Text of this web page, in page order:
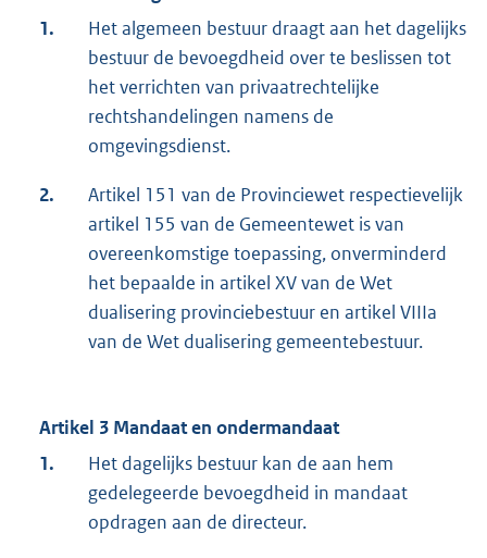
1.
Het algemeen bestuur draagt aan het dagelijks
bestuur de bevoegdheid over te beslissen tot
het verrichten van privaatrechtelijke
rechtshandelingen namens de
omgevingsdienst.
2.
Artikel 151 van de Provinciewet respectievelijk
artikel 155 van de Gemeentewet is van
overeenkomstige toepassing, onverminderd
het bepaalde in artikel XV van de Wet
dualisering provinciebestuur en artikel VIIIa
van de Wet dualisering gemeentebestuur.
Artikel 3 Mandaat en ondermandaat
1.
Het dagelijks bestuur kan de aan hem
gedelegeerde bevoegdheid in mandaat
opdragen aan de directeur.